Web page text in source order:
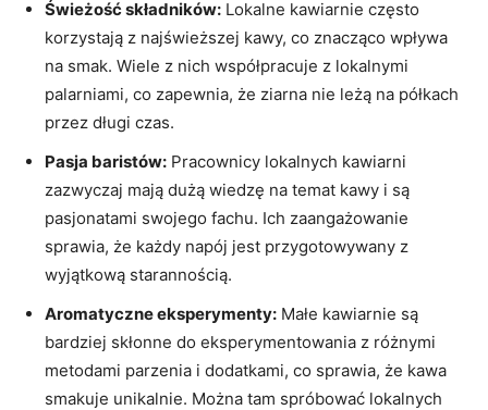
Świeżość składników: Lokalne kawiarnie często
korzystają z najświeższej kawy, co znacząco wpływa
na smak. Wiele z nich współpracuje z lokalnymi
palarniami, co zapewnia, że ziarna nie leżą na półkach
przez długi czas.
Pasja baristów: Pracownicy lokalnych kawiarni
zazwyczaj mają dużą wiedzę na temat kawy i są
pasjonatami swojego fachu. Ich zaangażowanie
sprawia, że każdy napój jest przygotowywany z
wyjątkową starannością.
Aromatyczne eksperymenty: Małe kawiarnie są
bardziej skłonne do eksperymentowania z różnymi
metodami parzenia i dodatkami, co sprawia, że kawa
smakuje unikalnie. Można tam spróbować lokalnych